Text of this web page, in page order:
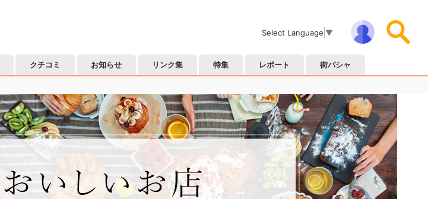
Select Language ▼
クチコミ お知らせ リンク集 特集 レポート 街パシャ